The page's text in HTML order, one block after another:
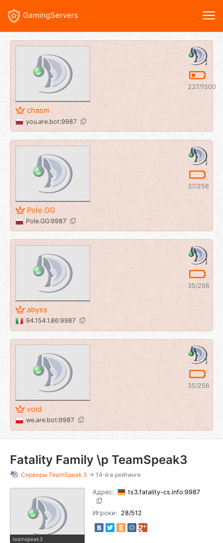
GamingServers
237/1500
chasm
you.are.bot:9987
37/256
Pole.GG
Pole.GG:9987
35/256
abyss
94.154.1.86:9987
35/256
void
we.are.bot:9987
Fatality Family \p TeamSpeak3
Серверы TeamSpeak 3 → 14-й в рейтинге
teamspeak3
Адрес: ts3.fatality-cs.info:9987
Игроки: 28/512